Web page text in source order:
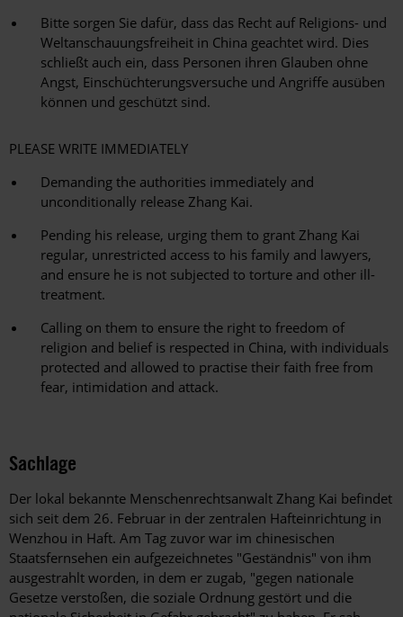
Bitte sorgen Sie dafür, dass das Recht auf Religions- und
Weltanschauungsfreiheit in China geachtet wird. Dies
schließt auch ein, dass Personen ihren Glauben ohne
Angst, Einschüchterungsversuche und Angriffe ausüben
können und geschützt sind.
PLEASE WRITE IMMEDIATELY
Demanding the authorities immediately and
unconditionally release Zhang Kai.
Pending his release, urging them to grant Zhang Kai
regular, unrestricted access to his family and lawyers,
and ensure he is not subjected to torture and other ill-
treatment.
Calling on them to ensure the right to freedom of
religion and belief is respected in China, with individuals
protected and allowed to practise their faith free from
fear, intimidation and attack.
Sachlage
Der lokal bekannte Menschenrechtsanwalt Zhang Kai befindet
sich seit dem 26. Februar in der zentralen Hafteinrichtung in
Wenzhou in Haft. Am Tag zuvor war im chinesischen
Staatsfernsehen ein aufgezeichnetes "Geständnis" von ihm
ausgestrahlt worden, in dem er zugab, "gegen nationale
Gesetze verstoßen, die soziale Ordnung gestört und die